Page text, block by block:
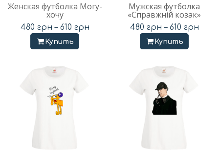
Женская футболка Могу-
хочу
480 грн – 610 грн
Купить
Мужская футболка
«Справжній козак»
480 грн – 610 грн
Купить